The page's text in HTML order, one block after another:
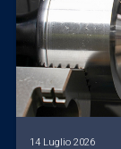
14 Luglio 2026